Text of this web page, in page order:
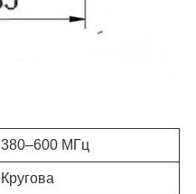
380–600 МГц
Кругова